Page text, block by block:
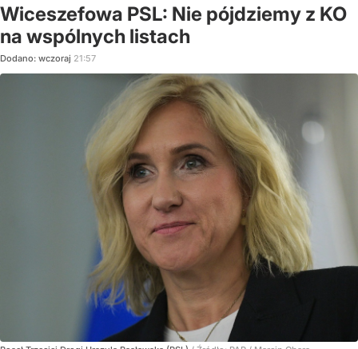
Wiceszefowa PSL: Nie pójdziemy z KO
na wspólnych listach
Dodano: wczoraj 21:57